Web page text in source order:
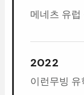
메네츠유
2022
이런무빙